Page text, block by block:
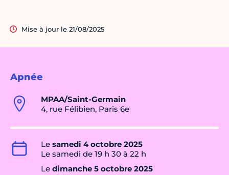
Apnée
MPAA/Saint-Germain
4, rue Félibien, Paris 6e
Le samedi 4 octobre 2025
Le samedi de 19 h 30 à 22 h
Le dimanche 5 octobre 2025
Mise à jour le 21/08/2025